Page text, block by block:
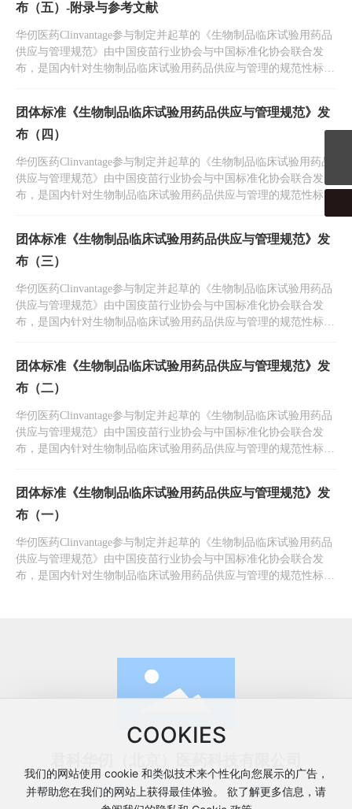
布（五）-附录与参考文献
华仞医药Clinvantage参与制定并起草的《生物制品临床试验用药品
供应与管理规范》由中国疫苗行业协会与中国标准化协会联合发
布，是国内针对生物制品临床试验用药品供应与管理的规范性标准
团体标准《生物制品临床试验用药品供应与管理规范》发
布（四）
华仞医药Clinvantage参与制定并起草的《生物制品临床试验用药品
供应与管理规范》由中国疫苗行业协会与中国标准化协会联合发
布，是国内针对生物制品临床试验用药品供应与管理的规范性标准
团体标准《生物制品临床试验用药品供应与管理规范》发
布（三）
华仞医药Clinvantage参与制定并起草的《生物制品临床试验用药品
供应与管理规范》由中国疫苗行业协会与中国标准化协会联合发
布，是国内针对生物制品临床试验用药品供应与管理的规范性标准
团体标准《生物制品临床试验用药品供应与管理规范》发
布（二）
华仞医药Clinvantage参与制定并起草的《生物制品临床试验用药品
供应与管理规范》由中国疫苗行业协会与中国标准化协会联合发
布，是国内针对生物制品临床试验用药品供应与管理的规范性标准
团体标准《生物制品临床试验用药品供应与管理规范》发
布（一）
华仞医药Clinvantage参与制定并起草的《生物制品临床试验用药品
供应与管理规范》由中国疫苗行业协会与中国标准化协会联合发
布，是国内针对生物制品临床试验用药品供应与管理的规范性标准
COOKIES
我们的网站使用 cookie 和类似技术来个性化向您展示的广告，
并帮助您在我们的网站上获得最佳体验。 欲了解更多信息，请
CPTService@clinvantage.com